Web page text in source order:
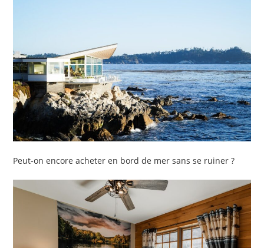
Peut-on encore acheter en bord de mer sans se ruiner ?